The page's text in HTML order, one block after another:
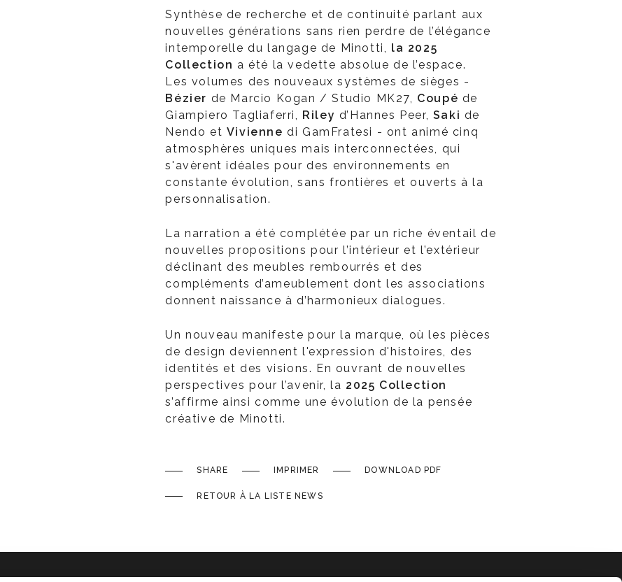
Synthèse de recherche et de continuité parlant aux
nouvelles générations sans rien perdre de l’élégance
intemporelle du langage de Minotti, la 2025
Collection a été la vedette absolue de l’espace.
Les volumes des nouveaux systèmes de sièges -
Bézier de Marcio Kogan / Studio MK27, Coupé de
Giampiero Tagliaferri, Riley d’Hannes Peer, Saki de
Nendo et Vivienne di GamFratesi - ont animé cinq
atmosphères uniques mais interconnectées, qui
s'avèrent idéales pour des environnements en
constante évolution, sans frontières et ouverts à la
personnalisation.
La narration a été complétée par un riche éventail de
nouvelles propositions pour l’intérieur et l’extérieur
déclinant des meubles rembourrés et des
compléments d’ameublement dont les associations
donnent naissance à d’harmonieux dialogues.
Un nouveau manifeste pour la marque, où les pièces
de design deviennent l'expression d'histoires, des
identités et des visions. En ouvrant de nouvelles
perspectives pour l’avenir, la 2025 Collection
s’affirme ainsi comme une évolution de la pensée
créative de Minotti.
SHARE IMPRIMER DOWNLOAD PDF
RETOUR À LA LISTE NEWS